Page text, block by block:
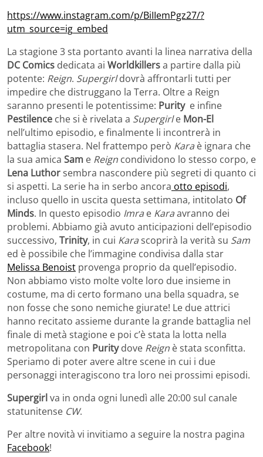
https://www.instagram.com/p/BiIIemPgz27/?
utm_source=ig_embed
La stagione 3 sta portanto avanti la linea narrativa della
DC Comics dedicata ai Worldkillersa partire dalla più
potente: Reign. Supergirldovrà affrontarli tutti per
impedire che distruggano la Terra. Oltre a Reign
saranno presenti le potentissime: Purity e infine
Pestilence che si è rivelata a Supergirle Mon-El
nell’ultimo episodio, e finalmente li incontrerà in
battaglia stasera. Nel frattempo però Kara è ignara che
la sua amica Sam e Reign condividono lo stesso corpo, e
Lena Luthorsembra nascondere più segreti di quanto ci
si aspetti. La serie ha in serbo ancora otto episodi,
incluso quello in uscita questa settimana, intitolato Of
Minds. In questo episodio Imra e Karaavranno dei
problemi. Abbiamo già avuto anticipazioni dell’episodio
successivo, Trinity, in cui Karascoprirà la verità su Sam
ed è possibile che l’immagine condivisa dalla star
Melissa Benoist provenga proprio da quell’episodio.
Non abbiamo visto molte volte loro due insieme in
costume, ma di certo formano una bella squadra, se
non fosse che sono nemiche giurate! Le due attrici
hanno recitato assieme durante la grande battaglia nel
finale di metà stagione e poi c’è stata la lotta nella
metropolitana con Puritydove Reign è stata sconfitta.
Speriamo di poter avere altre scene in cui i due
personaggi interagiscono tra loro nei prossimi episodi.
Supergirlva in onda ogni lunedì alle 20:00 sul canale
statunitense CW.
Per altre novità vi invitiamo a seguire la nostra pagina
Facebook!